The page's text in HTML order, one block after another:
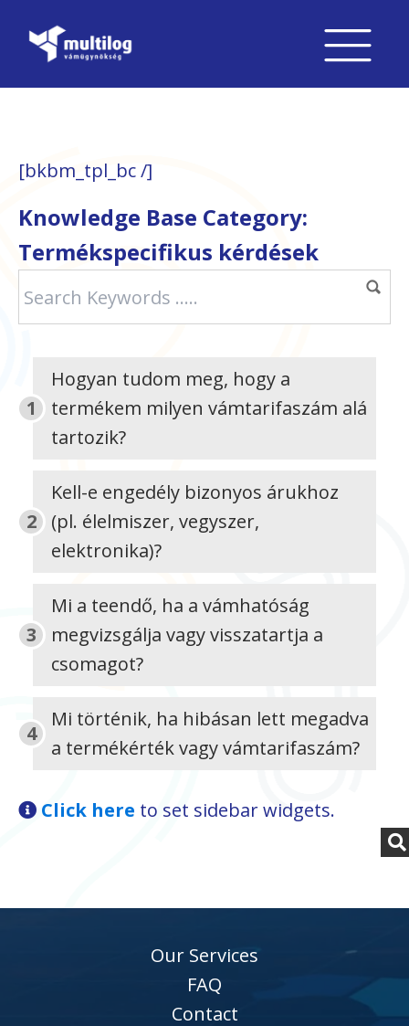
[bkbm_tpl_bc /]
Knowledge Base Category:
Termékspecifikus kérdések
Hogyan tudom meg, hogy a
termékem milyen vámtarifaszám alá
tartozik?
Kell-e engedély bizonyos árukhoz
(pl. élelmiszer, vegyszer,
elektronika)?
Mi a teendő, ha a vámhatóság
megvizsgálja vagy visszatartja a
csomagot?
Mi történik, ha hibásan lett megadva
a termékérték vagy vámtarifaszám?
Click here to set sidebar widgets.
Our Services
FAQ
Contact